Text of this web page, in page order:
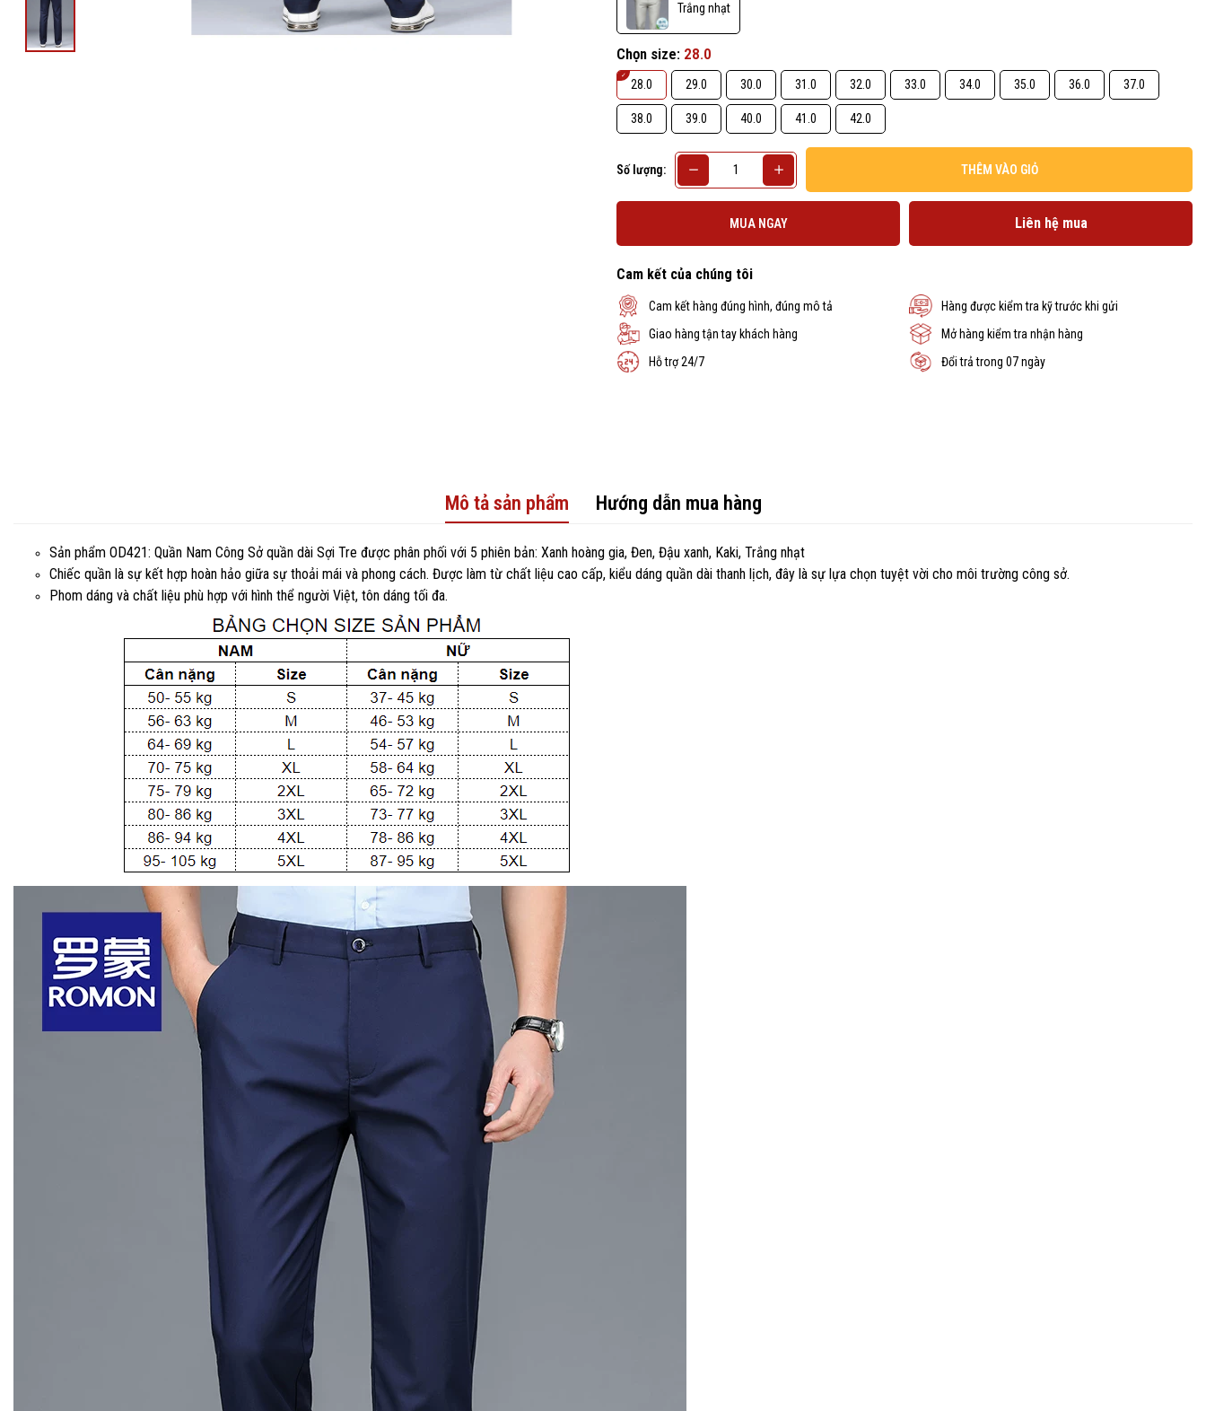
Trắng nhạt
Chọn size: 28.0
28.0 29.0 30.0 31.0 32.0 33.0 34.0 35.0 36.0 37.0
38.0 39.0 40.0 41.0 42.0
Số lượng: THÊM VÀO GIỎ
MUA NGAY Liên hệ mua
Cam kết của chúng tôi
Cam kết hàng đúng hình, đúng mô tả
Hàng được kiểm tra kỹ trước khi gửi
Giao hàng tận tay khách hàng
Mở hàng kiểm tra nhận hàng
Hỗ trợ 24/7
Đổi trả trong 07 ngày
Mô tả sản phẩm Hướng dẫn mua hàng
Sản phẩm OD421: Quần Nam Công Sở quần dài Sợi Tre được phân phối với 5 phiên bản: Xanh hoàng gia, Đen, Đậu xanh, Kaki, Trắng nhạt
Chiếc quần là sự kết hợp hoàn hảo giữa sự thoải mái và phong cách. Được làm từ chất liệu cao cấp, kiểu dáng quần dài thanh lịch, đây là sự lựa chọn tuyệt vời cho môi trường công sở.
Phom dáng và chất liệu phù hợp với hình thể người Việt, tôn dáng tối đa.